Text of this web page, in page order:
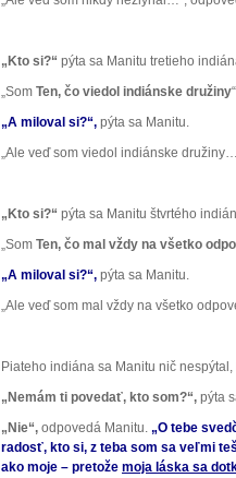
„Kto si?“ pýta sa Manitu tretieho
„Som Ten, čo viedol indiánske družiny
„A miloval si?“, pýta sa Manitu.
„Ale veď som viedol indiánske
„Kto si?“ pýta sa Manitu štvrtého
„Som Ten, čo mal vždy na všetko
„A miloval si?“, pýta sa Manitu.
„Ale veď som mal vždy na všetko
Piateho indiána sa Manitu nič
„Nemám ti povedať, kto som?“, pýta
„Nie“, odpovedá Manitu. „O tebe
radosť, kto si, z teba som sa veľmi
ako moje – pretože moja láska sa